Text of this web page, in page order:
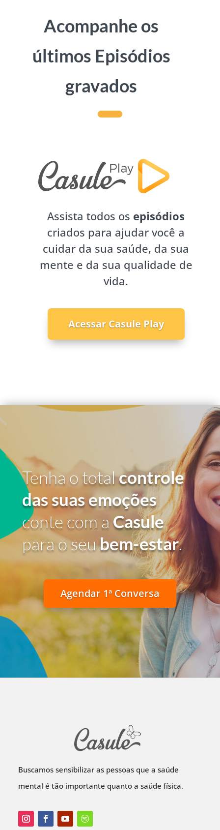
Acompanhe os
últimos Episódios
gravados
Assista todos os episódios
criados para ajudar você a
cuidar da sua saúde, da sua
mente e da sua qualidade de
vida.
Acessar Casule Play
Tenha o totalcontrole
das suas emoções
conte com a Casule
para o seubem-estar.
Agendar 1ª Conversa
Buscamos sensibilizar as pessoas que a saúde
mental é tão importante quanto a saúde física.